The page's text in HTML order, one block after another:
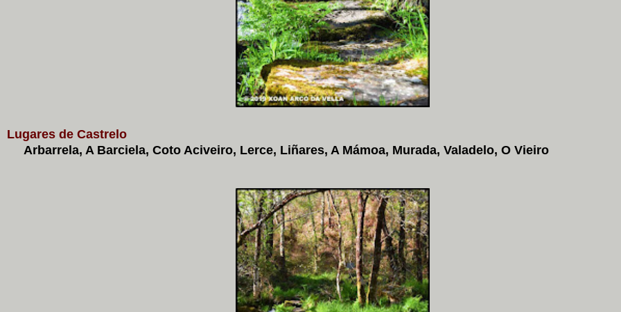
Lugares de Castrelo
Arbarrela, A Barciela, Coto Aciveiro, Lerce, Liñares, A Mámoa, Murada, Valadelo, O Vieiro